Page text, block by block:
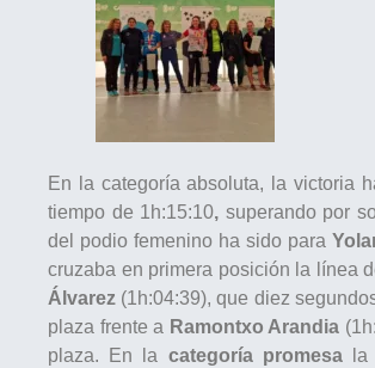
En la categoría absoluta, la victoria
tiempo de 1h:15:10, superando por
del podio femenino ha sido para
cruzaba en primera posición la línea
Álvarez (1h:04:39), que diez
plaza frente a Ramontxo Arandia
plaza. En la categoría promesala